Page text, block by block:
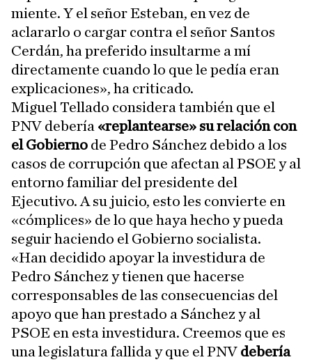
miente. Y el señor Esteban, en vez de
aclararlo o cargar contra el señor Santos
Cerdán, ha preferido insultarme a mí
directamente cuando lo que le pedía eran
explicaciones», ha criticado.
Miguel Tellado considera también que el
PNV debería «replantearse» su relación con
el Gobierno de Pedro Sánchez debido a los
casos de corrupción que afectan al PSOE y al
entorno familiar del presidente del
Ejecutivo. A su juicio, esto les convierte en
«cómplices» de lo que haya hecho y pueda
seguir haciendo el Gobierno socialista.
«Han decidido apoyar la investidura de
Pedro Sánchez y tienen que hacerse
corresponsables de las consecuencias del
apoyo que han prestado a Sánchez y al
PSOE en esta investidura. Creemos que es
una legislatura fallida y que el PNV debería